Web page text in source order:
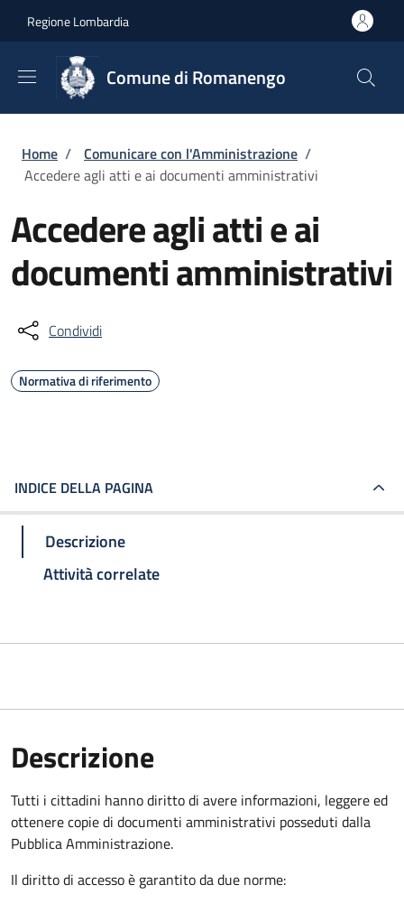
Regione Lombardia
Comune di Romanengo
Briciole di pane
Home / Comunicare con l'Amministrazione /
Accedere agli atti e ai documenti amministrativi
Accedere agli atti e ai
documenti amministrativi
Condividi
Normativa di riferimento
INDICE DELLA PAGINA
Descrizione
Attività correlate
Descrizione
Tutti i cittadini hanno diritto di avere informazioni, leggere ed
ottenere copie di documenti amministrativi posseduti dalla
Pubblica Amministrazione.
Il diritto di accesso è garantito da due norme: